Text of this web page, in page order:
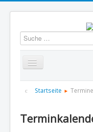
Suchen
Startseite Über uns
Startseite Termine